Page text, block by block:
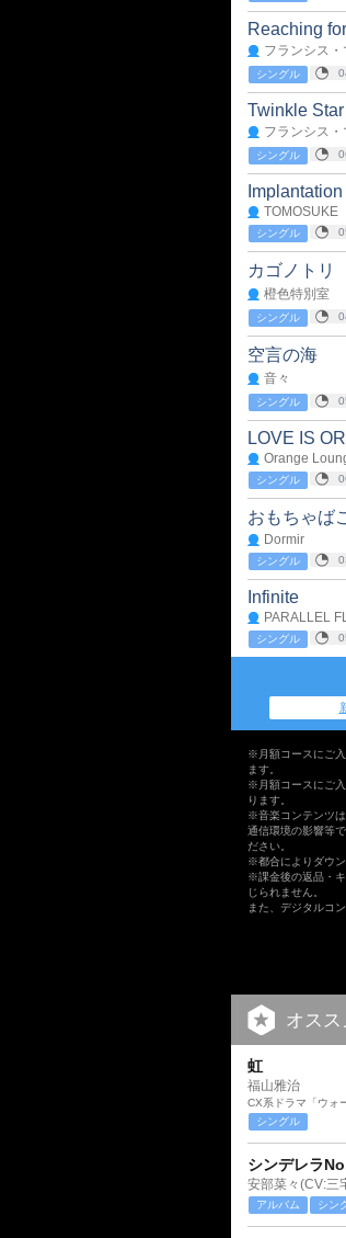
Reaching
フランシス・
シングル
Twinkle Star
フランシス・
シングル
Implantation
TOMOSUKE
シングル
カゴノトリ
橙色特別室
シングル
空言の海
音々
シングル
LOVE IS
Orange
シングル
おもちゃば
Dormir
シングル
Infinite
PARALLEL
シングル
※月額コースにご
ます。
※月額コースにご
ります。
※音楽コンテンツは
通信環境の影響等
ださい。
※都合によりダウン
※課金後の返品・
じられません。
また、デジタルコ
オスス
虹
福山雅治
CX系ドラマ「ウォ
シングル
シンデレラ
アルバム シン